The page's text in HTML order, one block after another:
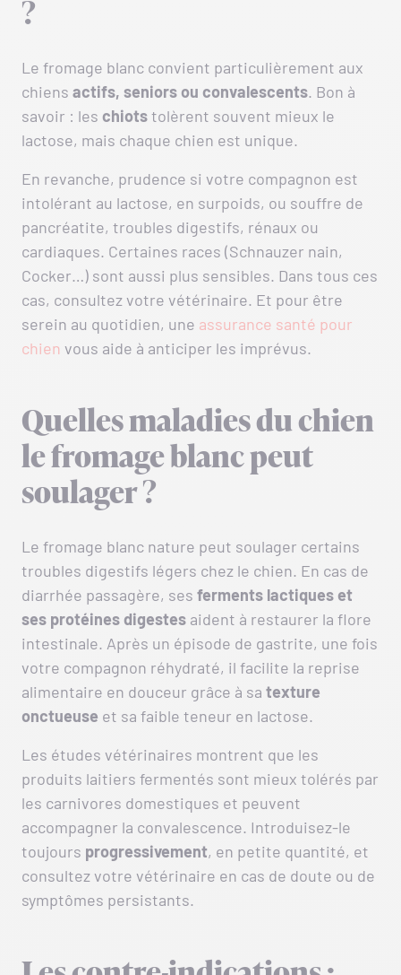
?
Le fromage blanc convient particulièrement aux
chiens actifs, seniors ou convalescents. Bon à
savoir : les chiotstolèrent souvent mieux le
lactose, mais chaque chien est unique.
En revanche, prudence si votre compagnon est
intolérant au lactose, en surpoids, ou souffre de
pancréatite, troubles digestifs, rénaux ou
cardiaques. Certaines races (Schnauzer nain,
Cocker…) sont aussi plus sensibles. Dans tous ces
cas, consultez votre vétérinaire. Et pour être
serein au quotidien, une assurance santé pour
chien vous aide à anticiper les imprévus.
Quelles maladies du chien
le fromage blanc peut
soulager ?
Le fromage blanc nature peut soulager certains
troubles digestifs légers chez le chien. En cas de
diarrhée passagère, ses ferments lactiques et
ses protéines digestes aident à restaurer la flore
intestinale. Après un épisode de gastrite, une fois
votre compagnon réhydraté, il facilite la reprise
alimentaire en douceur grâce à sa texture
onctueuse et sa faible teneur en lactose.
Les études vétérinaires montrent que les
produits laitiers fermentés sont mieux tolérés par
les carnivores domestiques et peuvent
accompagner la convalescence. Introduisez-le
toujours progressivement, en petite quantité, et
consultez votre vétérinaire en cas de doute ou de
symptômes persistants.